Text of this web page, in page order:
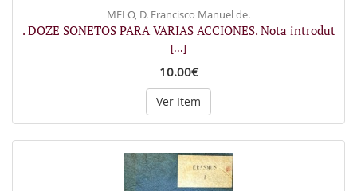
MELO, D. Francisco Manuel de.
. DOZE SONETOS PARA VARIAS ACCIONES. Nota introdut
[...]
10.00€
Ver Item